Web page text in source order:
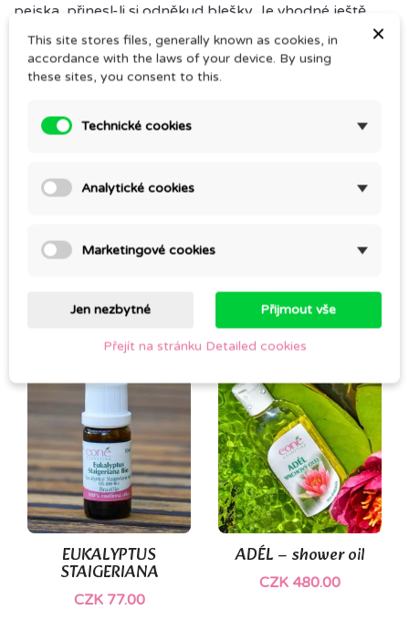
pejska, přinesl-li si odněkud blešky. Je vhodné ještě
přidat kapku lemongrasu.
Be the first to write your review
CUSTOMERS WHO BOUGHT THIS PRODUCT
ALSO BOUGHT:
EUKALYPTUS
STAIGERIANA
CZK 77.00
ADÉL – shower oil
CZK 480.00
×
This site stores files, generally known as cookies, in
accordance with the laws of your device. By using
these sites, you consent to this.
Technické cookies
Analytické cookies
Marketingové cookies
Jen nezbytné Přijmout vše
Přejít na stránku Detailed cookies